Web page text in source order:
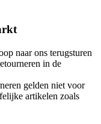
naar ons terugsturen
in de
gelden niet voor
artikelen zoals